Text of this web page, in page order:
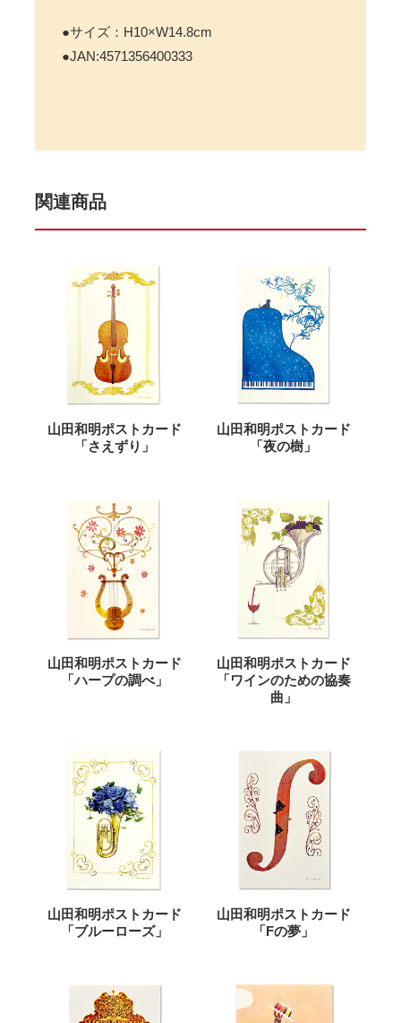
●サイズ：H10×W14.8cm
●JAN:4571356400333
関連商品
山田和明ポストカード
「さえずり」
山田和明ポストカード
「夜の樹」
山田和明ポストカード
「ハープの調べ」
山田和明ポストカード
「ワインのための協奏
曲」
山田和明ポストカード
「ブルーローズ」
山田和明ポストカード
「Fの夢」